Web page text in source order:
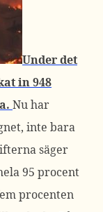
Under det
in 948
Nu har
inte bara
säger
95 procent
procenten